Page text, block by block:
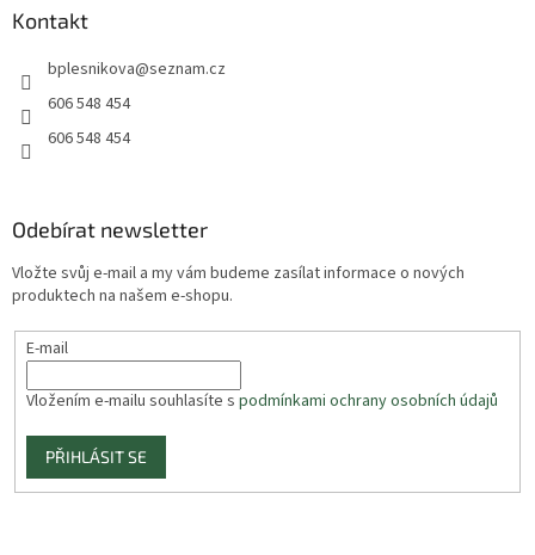
Kontakt
bplesnikova@seznam.cz
606 548 454
606 548 454
Odebírat newsletter
Vložte svůj e-mail a my vám budeme zasílat informace o nových
produktech na našem e-shopu.
E-mail
Vložením e-mailu souhlasíte s podmínkami ochrany osobních údajů
PŘIHLÁSIT SE